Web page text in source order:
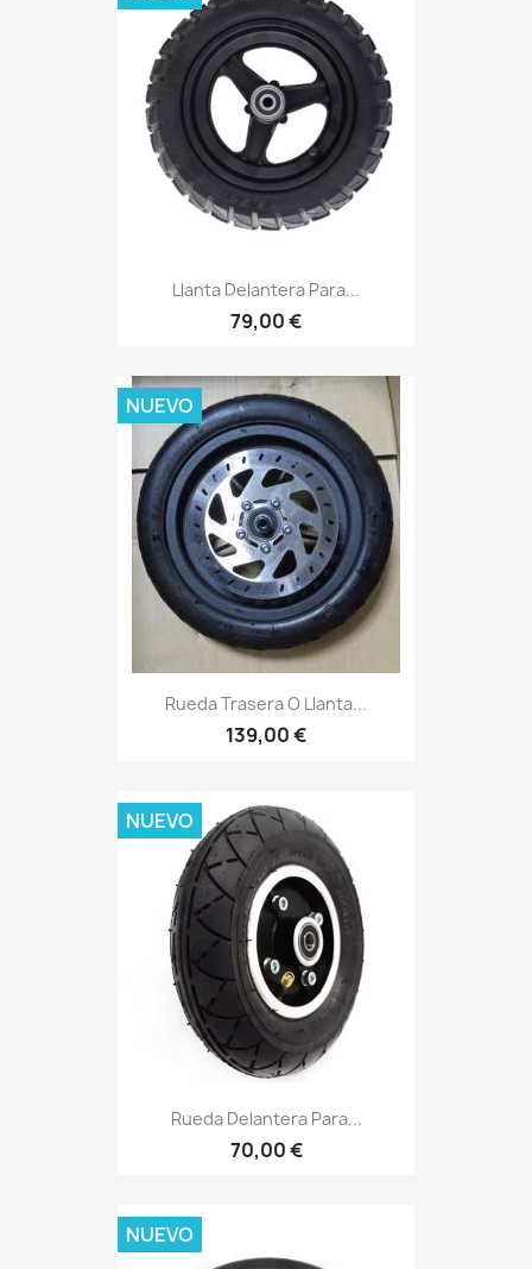
Llanta Delantera Para...
79,00 €
Rueda Trasera O Llanta...
139,00 €
NUEVO
Rueda Delantera Para...
70,00 €
NUEVO
NUEVO